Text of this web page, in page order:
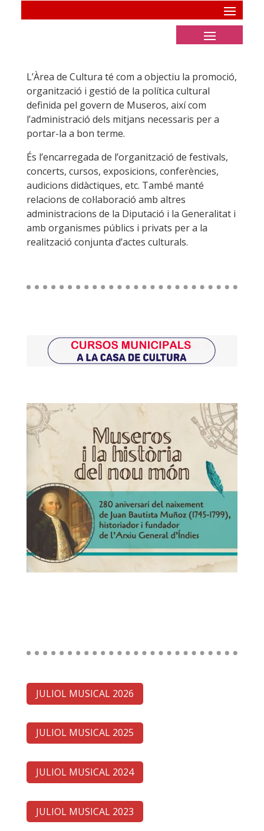
L’Àrea de Cultura té com a objectiu la promoció,
organització i gestió de la política cultural
definida pel govern de Museros, així com
l’administració dels mitjans necessaris per a
portar-la a bon terme.
És l’encarregada de l’organització de festivals,
concerts, cursos, exposicions, conferències,
audicions didàctiques, etc. També manté
relacions de col·laboració amb altres
administracions de la Diputació i la Generalitat i
amb organismes públics i privats per a la
realització conjunta d’actes culturals.
JULIOL MUSICAL 2026
JULIOL MUSICAL 2025
JULIOL MUSICAL 2024
JULIOL MUSICAL 2023